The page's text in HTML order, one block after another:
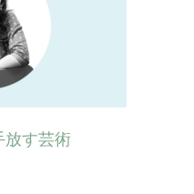
放す芸術